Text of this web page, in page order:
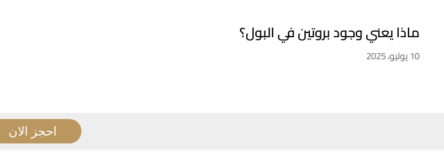
ماذا يعني وجود بروتين في البول؟
10 يوليو، 2025
احجز الان